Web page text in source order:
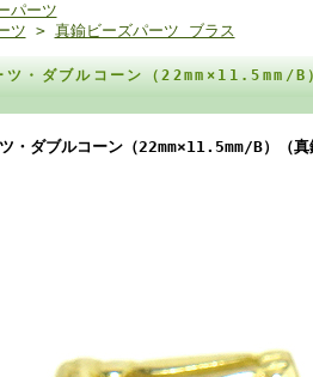
パーツ
ツ > 真鍮ビーズパーツ ブラス
ツ・ダブルコーン（22mm×11.5mm/
・ダブルコーン（22mm×11.5mm/B）（真